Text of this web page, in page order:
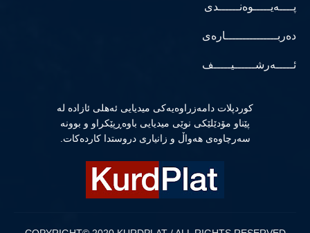
پــــەیـــــوەنــــــدی
دەربـــــــــــــــارەی
ئـــــەرشــــــیـــــف
كوردپلات دامەزراوەیەكی میدیایی ئەهلی ئازادە لە
پێناو مۆدێلێكی نوێی میدیایی باوەڕپێكراو و بوونە
سەرچاوەی هەواڵ و زانیاری دروستدا كاردەكات.